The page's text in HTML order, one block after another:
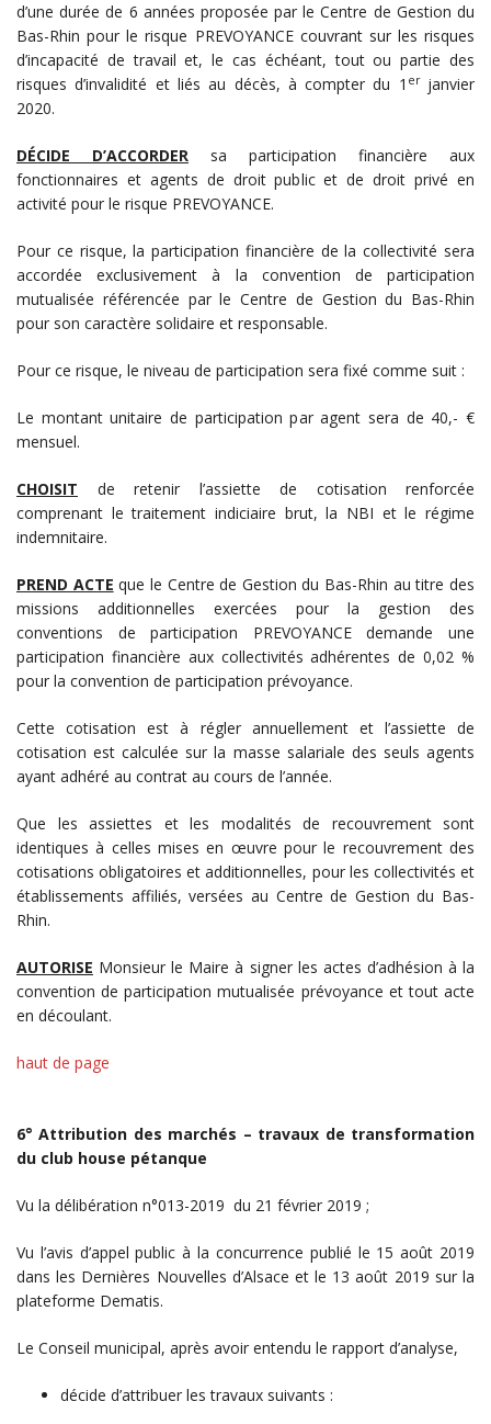
d’une durée de 6 années proposée par le Centre de Gestion du
Bas-Rhin pour le risque PREVOYANCE couvrant sur les risques
d’incapacité de travail et, le cas échéant, tout ou partie des
risques d’invalidité et liés au décès, à compter du 1 erjanvier
2020.
DÉCIDE D’ACCORDER sa participation financière aux
fonctionnaires et agents de droit public et de droit privé en
activité pour le risque PREVOYANCE.
Pour ce risque, la participation financière de la collectivité sera
accordée exclusivement à la convention de participation
mutualisée référencée par le Centre de Gestion du Bas-Rhin
pour son caractère solidaire et responsable.
Pour ce risque, le niveau de participation sera fixé comme suit :
Le montant unitaire de participation par agent sera de 40,- €
mensuel.
CHOISIT de retenir l’assiette de cotisation renforcée
comprenant le traitement indiciaire brut, la NBI et le régime
indemnitaire.
PREND ACTE que le Centre de Gestion du Bas-Rhin au titre des
missions additionnelles exercées pour la gestion des
conventions de participation PREVOYANCE demande une
participation financière aux collectivités adhérentes de 0,02 %
pour la convention de participation prévoyance.
Cette cotisation est à régler annuellement et l’assiette de
cotisation est calculée sur la masse salariale des seuls agents
ayant adhéré au contrat au cours de l’année.
Que les assiettes et les modalités de recouvrement sont
identiques à celles mises en œuvre pour le recouvrement des
cotisations obligatoires et additionnelles, pour les collectivités et
établissements affiliés, versées au Centre de Gestion du Bas-
Rhin.
AUTORISE Monsieur le Maire à signer les actes d’adhésion à la
convention de participation mutualisée prévoyance et tout acte
en découlant.
haut de page
6° Attribution des marchés – travaux de transformation
du club house pétanque
Vu la délibération n°013-2019 du 21 février 2019 ;
Vu l’avis d’appel public à la concurrence publié le 15 août 2019
dans les Dernières Nouvelles d’Alsace et le 13 août 2019 sur la
plateforme Dematis.
Le Conseil municipal, après avoir entendu le rapport d’analyse,
décide d’attribuer les travaux suivants :